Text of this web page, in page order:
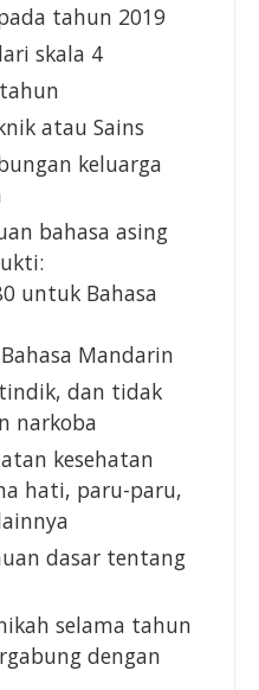
tahun 2019
skala 4
atau Sains
keluarga
bahasa asing
untuk Bahasa
Mandarin
dan tidak
narkoba
kesehatan
hati, paru-paru,
dasar tentang
selama tahun
dengan